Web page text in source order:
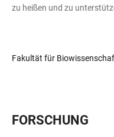
zu heißen und zu
Fakultät für
FORSCHUNG